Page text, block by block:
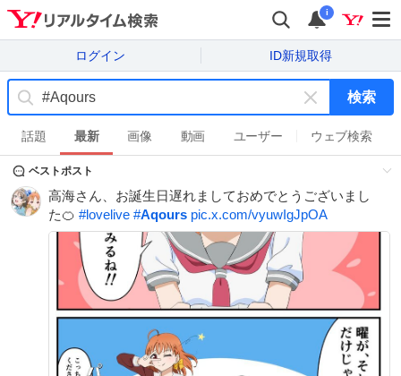
i
ログイン ID新規取得
キ
ー
ワ
ド
を
消
検索
話題 最新 画像 動画 ユーザー ウェブ検索
ベストポスト
高海さん、お誕生日遅れましておめでとうございまし
た🍊 #lovelive #Aqours pic.x.com/vyuwIgJpOA